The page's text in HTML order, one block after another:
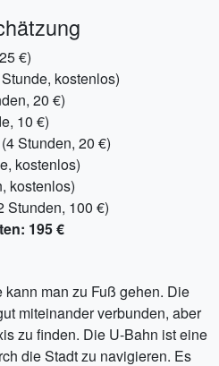
€)
kostenlos)
20 €)
10 €)
Stunden, 20 €)
kostenlos)
kostenlos)
Stunden, 100 €)
195 €
man zu Fuß gehen. Die
miteinander verbunden, aber
zu finden. Die U-Bahn ist eine
die Stadt zu navigieren. Es